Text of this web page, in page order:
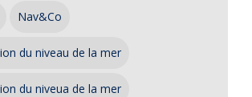
Nav&Co
du niveau de la mer
du niveua de la mer